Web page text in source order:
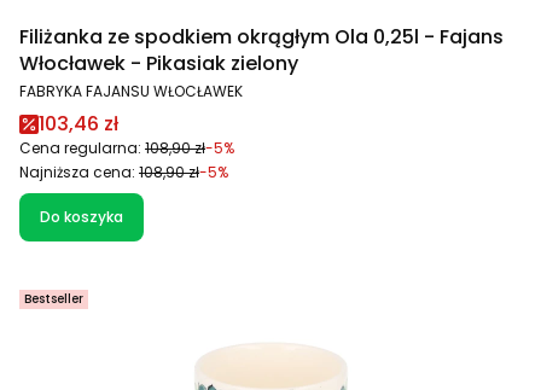
Filiżanka ze spodkiem okrągłym Ola 0,25l - Fajans
Włocławek - Pikasiak zielony
PRODUCENT
FABRYKA FAJANSU WŁOCŁAWEK
Cena promocyjna
103,46 zł
Cena regularna: 108,90 zł-5%
Najniższa cena: 108,90 zł-5%
Do koszyka
Bestseller